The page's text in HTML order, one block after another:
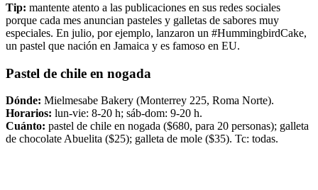
Tip: mantente atento a las publicaciones en sus redes sociales
porque cada mes anuncian pasteles y galletas de sabores muy
especiales. En julio, por ejemplo, lanzaron un #HummingbirdCake,
un pastel que nación en Jamaica y es famoso en EU.
Pastel de chile en nogada
Dónde: Mielmesabe Bakery (Monterrey 225, Roma Norte).
Horarios: lun-vie: 8-20 h; sáb-dom: 9-20 h.
Cuánto: pastel de chile en nogada ($680, para 20 personas); galleta
de chocolate Abuelita ($25); galleta de mole ($35). Tc: todas.